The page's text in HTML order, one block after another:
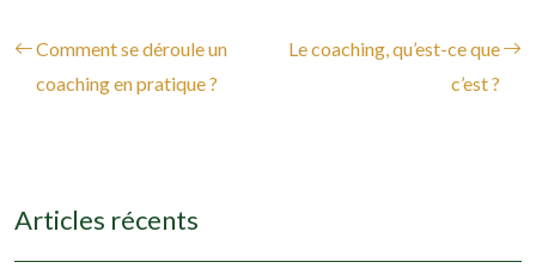
Comment se déroule un
coaching en pratique ?
Le coaching, qu’est-ce que
c’est ?
Articles récents